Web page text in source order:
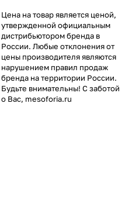
Цена на товар является ценой,
утвержденной официальным
дистрибьютором бренда в
России. Любые отклонения от
цены производителя являются
нарушением правил продаж
бренда на территории России.
Будьте внимательны! С заботой
о Вас, mesoforia.ru